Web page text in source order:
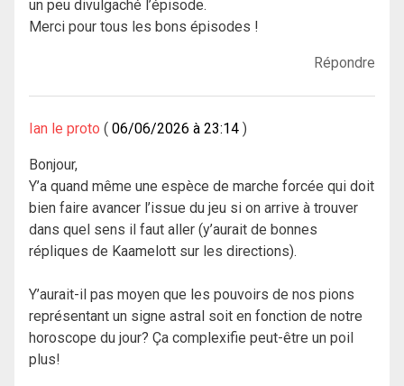
un peu divulgaché l’épisode.
Merci pour tous les bons épisodes !
Répondre
Ian le proto 06/06/2026 à 23:14
Bonjour,
Y’a quand même une espèce de marche forcée qui doit
bien faire avancer l’issue du jeu si on arrive à trouver
dans quel sens il faut aller (y’aurait de bonnes
répliques de Kaamelott sur les directions).
Y’aurait-il pas moyen que les pouvoirs de nos pions
représentant un signe astral soit en fonction de notre
horoscope du jour? Ça complexifie peut-être un poil
plus!